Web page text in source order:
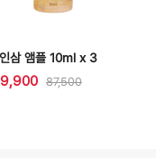
삼 앰플 10ml x 3
87,500